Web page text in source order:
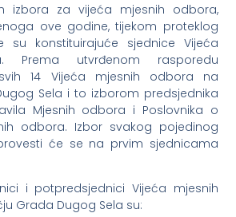
izbora za vijeća mjesnih odbora,
ove godine, tijekom proteklog
su konstituirajuće sjednice Vijeća
Prema utvrđenom rasporedu
14 Vijeća mjesnih odbora na
Sela i to izborom predsjednika
Mjesnih odbora i Poslovnika o
odbora. Izbor svakog pojedinog
će se na prvim sjednicama
i potpredsjednici Vijeća mjesnih
Grada Dugog Sela su: